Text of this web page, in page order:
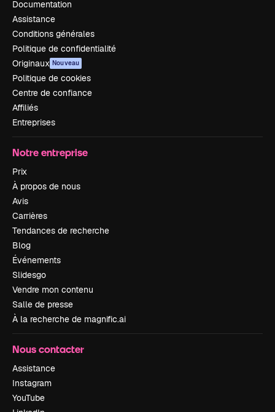
Documentation
Assistance
Conditions générales
Politique de confidentialité
Originaux Nouveau
Politique de cookies
Centre de confiance
Affiliés
Entreprises
Notre entreprise
Prix
À propos de nous
Avis
Carrières
Tendances de recherche
Blog
Événements
Slidesgo
Vendre mon contenu
Salle de presse
À la recherche de magnific.ai
Nous contacter
Assistance
Instagram
YouTube